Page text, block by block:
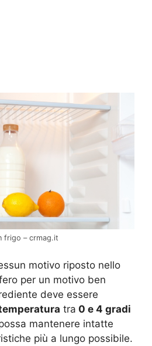
frigo – crmag.it
motivo riposto nello
per un motivo ben
deve essere
tra 0 e 4 gradi
mantenere intatte
più a lungo possibile.